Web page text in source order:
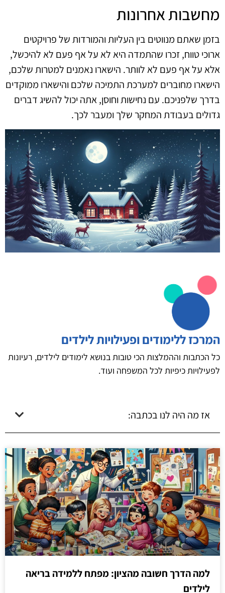
מחשבות אחרונות
בזמן שאתם מנווטים בין העליות והמורדות של פרויקטים
ארוכי טווח, זכרו שהתמדה היא לא על אף פעם לא להיכשל,
אלא על אף פעם לא לוותר. הישארו נאמנים למטרות שלכם,
הישארו מחוברים למערכת התמיכה שלכם והישארו ממוקדים
בדרך שלפניכם. עם נחישות וחוסן, אתה יכול להשיג דברים
גדולים בעבודת המחקר שלך ומעבר לכך.
המרכז ללימודים ופעילויות לילדים
כל הכתבות וההמלצות הכי טובות בנושא לימודים לילדים, רעיונות
לפעילויות כיפיות לכל המשפחה ועוד.
אז מה היה לנו בכתבה:
למה הדרך חשובה מהציון: מפתח ללמידה בריאה
לילדים